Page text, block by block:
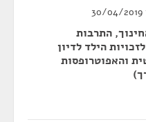
התרבות
הילד לדיון
והאפוטרופסות